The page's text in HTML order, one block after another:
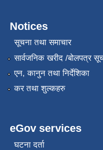
Notices
सूचना तथा समाचार
सार्वजनिक खरीद /बोलपत्र
एन, कानुन तथा निर्देशिका
कर तथा शुल्कहरु
eGov services
घटना दर्ता